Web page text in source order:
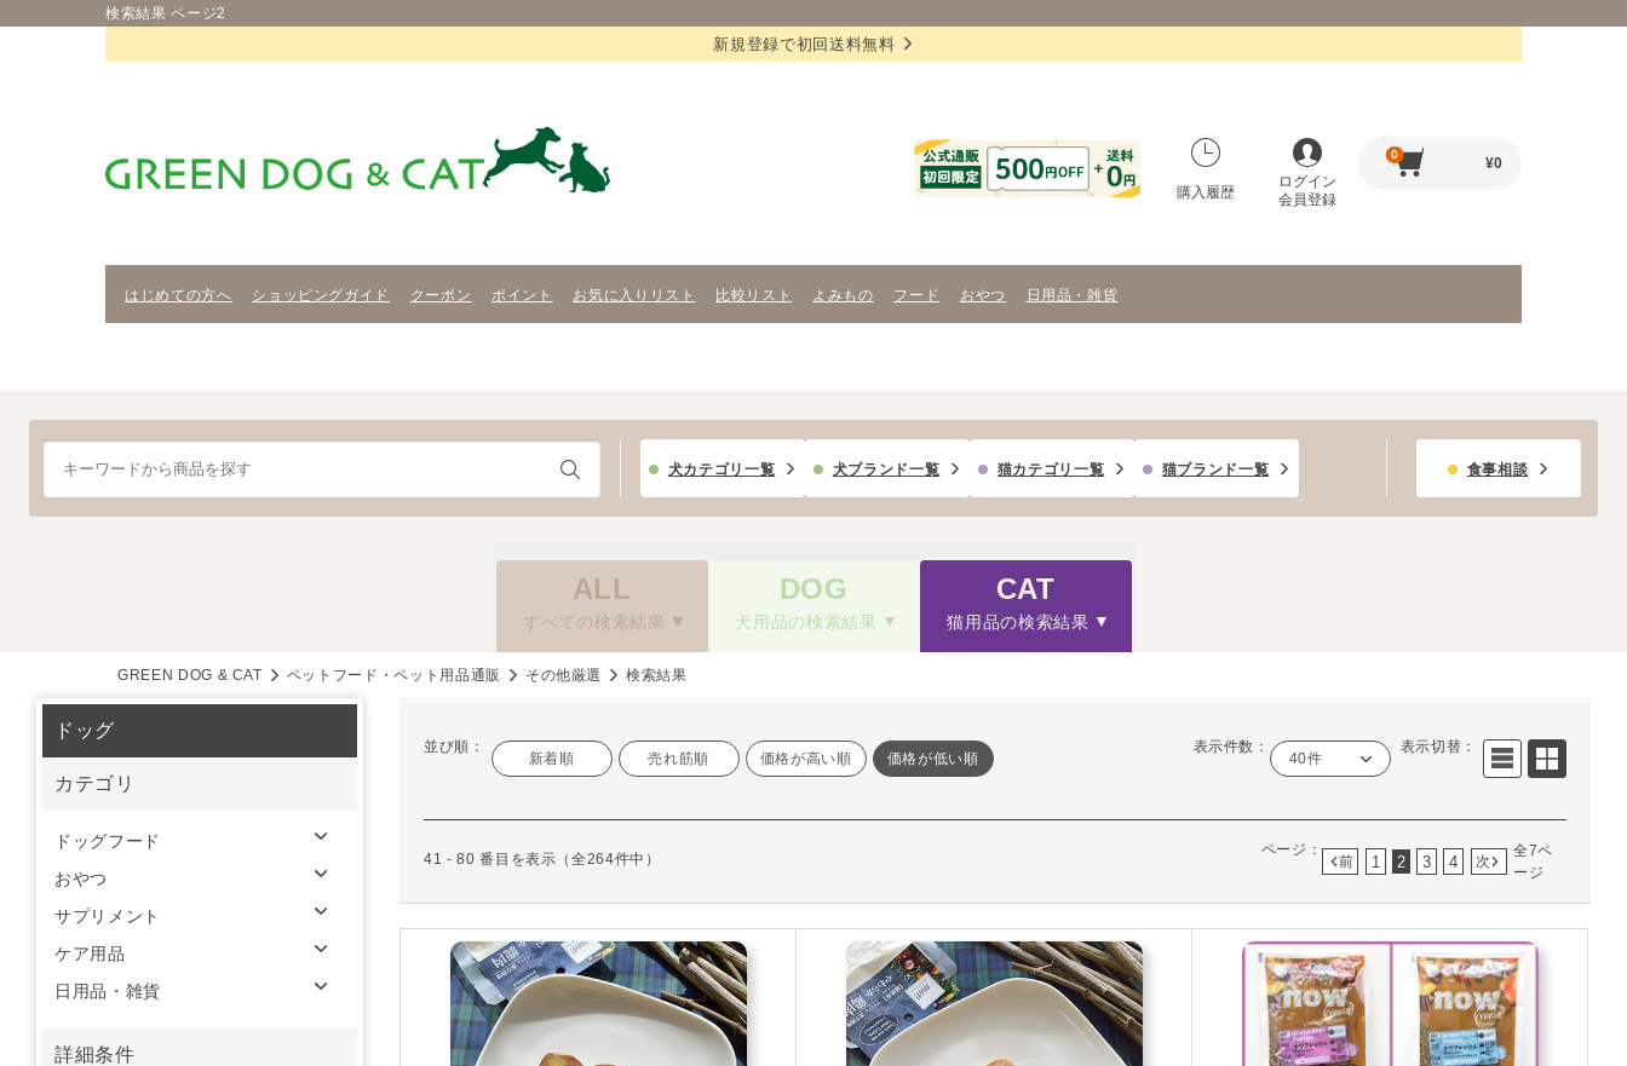
検索結果 ページ2
新規登録で初回送料無料
購入履歴
ログイン
会員登録
0
¥0
はじめての方へ ショッピングガイド クーポン ポイント お気に入りリスト 比較リスト よみもの フード おやつ 日用品・雑貨
犬カテゴリ一覧 犬ブランド一覧 猫カテゴリ一覧 猫ブランド一覧 食事相談
ALL
すべての検索結果
DOG
犬用品の検索結果
CAT
猫用品の検索結果
GREEN DOG & CAT ペットフード・ペット用品通販 その他厳選 検索結果
並び順：
新着順 売れ筋順 価格が高い順 価格が低い順
表示件数：
40件
表示切替：
41 - 80 番目を表示（全264件中）
ページ：
前 1 2 3 4 次
全7ペ
ージ
ドッグ
カテゴリ
ドッグフード
おやつ
サプリメント
ケア用品
日用品・雑貨
詳細条件